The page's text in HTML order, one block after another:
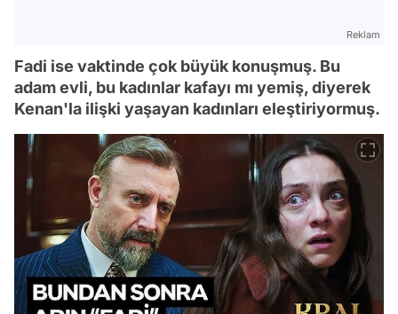
Reklam
Fadi ise vaktinde çok büyük konuşmuş. Bu
adam evli, bu kadınlar kafayı mı yemiş, diyerek
Kenan'la ilişki yaşayan kadınları eleştiriyormuş.